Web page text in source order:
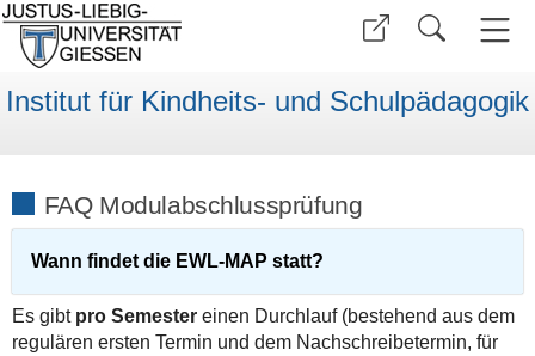
Institut für Kindheits- und Schulpädagogik
FAQ Modulabschlussprüfung
Wann findet die EWL-MAP statt?
Es gibt pro Semestereinen Durchlauf (bestehend aus dem
regulären ersten Termin und dem Nachschreibetermin, für